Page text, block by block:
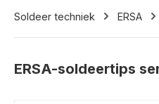
Soldeer techniek ERSA
ERSA-soldeertips